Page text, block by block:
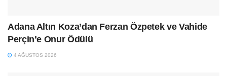
Adana Altın Koza’dan Ferzan Özpetek ve Vahide
Perçin’e Onur Ödülü
4 AĞUSTOS 2026